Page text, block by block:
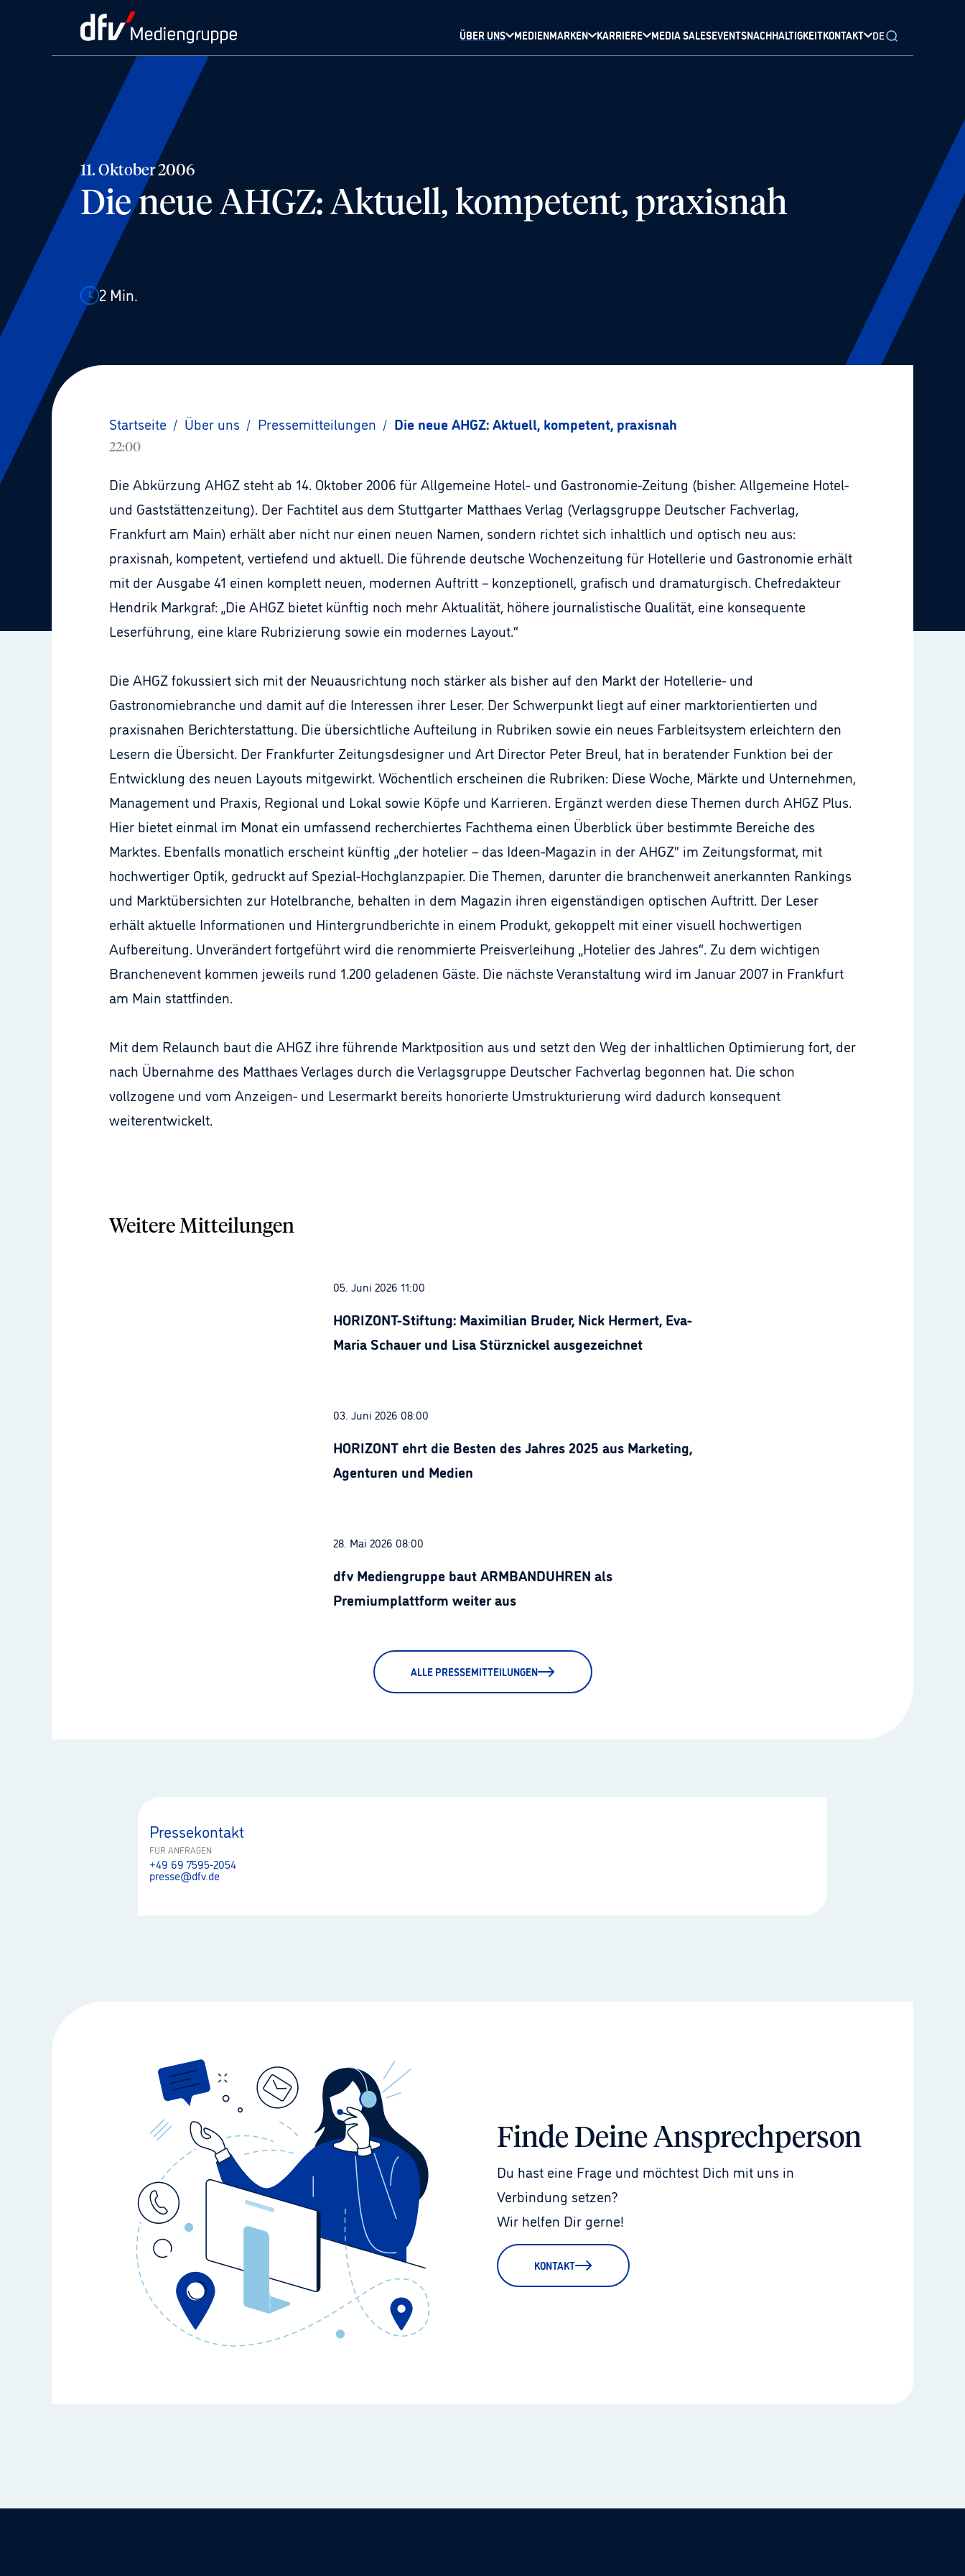
ÜBER UNS MEDIENMARKEN KARRIERE MEDIA SALESEVENTSNACHHALTIGKEITKONTAKT DE
11. Oktober 2006
Die neue AHGZ: Aktuell, kompetent, praxisnah
2 Min.
Startseite / Über uns / Pressemitteilungen / Die neue AHGZ: Aktuell, kompetent, praxisnah
22:00
Die Abkürzung AHGZ steht ab 14. Oktober 2006 für Allgemeine Hotel- und Gastronomie-Zeitung (bisher: Allgemeine Hotel-
und Gaststättenzeitung). Der Fachtitel aus dem Stuttgarter Matthaes Verlag (Verlagsgruppe Deutscher Fachverlag,
Frankfurt am Main) erhält aber nicht nur einen neuen Namen, sondern richtet sich inhaltlich und optisch neu aus:
praxisnah, kompetent, vertiefend und aktuell. Die führende deutsche Wochenzeitung für Hotellerie und Gastronomie erhält
mit der Ausgabe 41 einen komplett neuen, modernen Auftritt – konzeptionell, grafisch und dramaturgisch. Chefredakteur
Hendrik Markgraf: „Die AHGZ bietet künftig noch mehr Aktualität, höhere journalistische Qualität, eine konsequente
Leserführung, eine klare Rubrizierung sowie ein modernes Layout.“
Die AHGZ fokussiert sich mit der Neuausrichtung noch stärker als bisher auf den Markt der Hotellerie- und
Gastronomiebranche und damit auf die Interessen ihrer Leser. Der Schwerpunkt liegt auf einer marktorientierten und
praxisnahen Berichterstattung. Die übersichtliche Aufteilung in Rubriken sowie ein neues Farbleitsystem erleichtern den
Lesern die Übersicht. Der Frankfurter Zeitungsdesigner und Art Director Peter Breul, hat in beratender Funktion bei der
Entwicklung des neuen Layouts mitgewirkt. Wöchentlich erscheinen die Rubriken: Diese Woche, Märkte und Unternehmen,
Management und Praxis, Regional und Lokal sowie Köpfe und Karrieren. Ergänzt werden diese Themen durch AHGZ Plus.
Hier bietet einmal im Monat ein umfassend recherchiertes Fachthema einen Überblick über bestimmte Bereiche des
Marktes. Ebenfalls monatlich erscheint künftig „der hotelier – das Ideen-Magazin in der AHGZ“ im Zeitungsformat, mit
hochwertiger Optik, gedruckt auf Spezial-Hochglanzpapier. Die Themen, darunter die branchenweit anerkannten Rankings
und Marktübersichten zur Hotelbranche, behalten in dem Magazin ihren eigenständigen optischen Auftritt. Der Leser
erhält aktuelle Informationen und Hintergrundberichte in einem Produkt, gekoppelt mit einer visuell hochwertigen
Aufbereitung. Unverändert fortgeführt wird die renommierte Preisverleihung „Hotelier des Jahres“. Zu dem wichtigen
Branchenevent kommen jeweils rund 1.200 geladenen Gäste. Die nächste Veranstaltung wird im Januar 2007 in Frankfurt
am Main stattfinden.
Mit dem Relaunch baut die AHGZ ihre führende Marktposition aus und setzt den Weg der inhaltlichen Optimierung fort, der
nach Übernahme des Matthaes Verlages durch die Verlagsgruppe Deutscher Fachverlag begonnen hat. Die schon
vollzogene und vom Anzeigen- und Lesermarkt bereits honorierte Umstrukturierung wird dadurch konsequent
weiterentwickelt.
Weitere Mitteilungen
05. Juni 2026 11:00
HORIZONT-Stiftung: Maximilian Bruder, Nick Hermert, Eva-
Maria Schauer und Lisa Stürznickel ausgezeichnet
03. Juni 2026 08:00
HORIZONT ehrt die Besten des Jahres 2025 aus Marketing,
Agenturen und Medien
28. Mai 2026 08:00
dfv Mediengruppe baut ARMBANDUHREN als
Premiumplattform weiter aus
ALLE PRESSEMITTEILUNGEN
Pressekontakt
FÜR ANFRAGEN
+49 69 7595-2054
presse@dfv.de
Finde Deine Ansprechperson
Du hast eine Frage und möchtest Dich mit uns in
Verbindung setzen?
Wir helfen Dir gerne!
KONTAKT